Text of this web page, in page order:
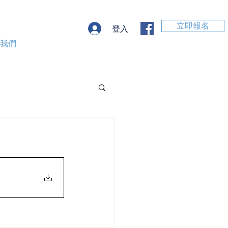
們
登入 立即報名